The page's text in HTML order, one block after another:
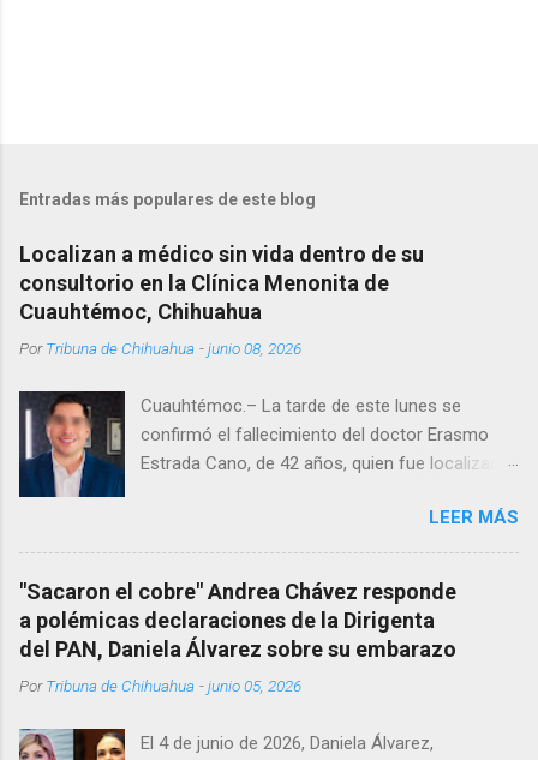
Entradas más populares de este blog
Localizan a médico sin vida dentro de su
consultorio en la Clínica Menonita de
Cuauhtémoc, Chihuahua
PorTribuna de Chihuahua -junio 08, 2026
Cuauhtémoc.– La tarde de este lunes se
confirmó el fallecimiento del doctor Erasmo
Estrada Cano, de 42 años, quien fue localizado
Menonita, ubicada en el kilómetro 10 del
Corredor Comercial. Según reportes el médico
se habría quitado la vida mientras permanecía
encerrado en el consultorio, por lo que
autoridades tuvieron que derribar la puerta,
Estrada, quien se desempeñó como presidente
un médico reconocido en la región.
LEER MÁS
"Sacaron el cobre" Andrea Chávez responde
a polémicas declaraciones de la Dirigenta
del PAN, Daniela Álvarez sobre su embarazo
PorTribuna de Chihuahua -junio 05, 2026
El 4 de junio de 2026, Daniela Álvarez,